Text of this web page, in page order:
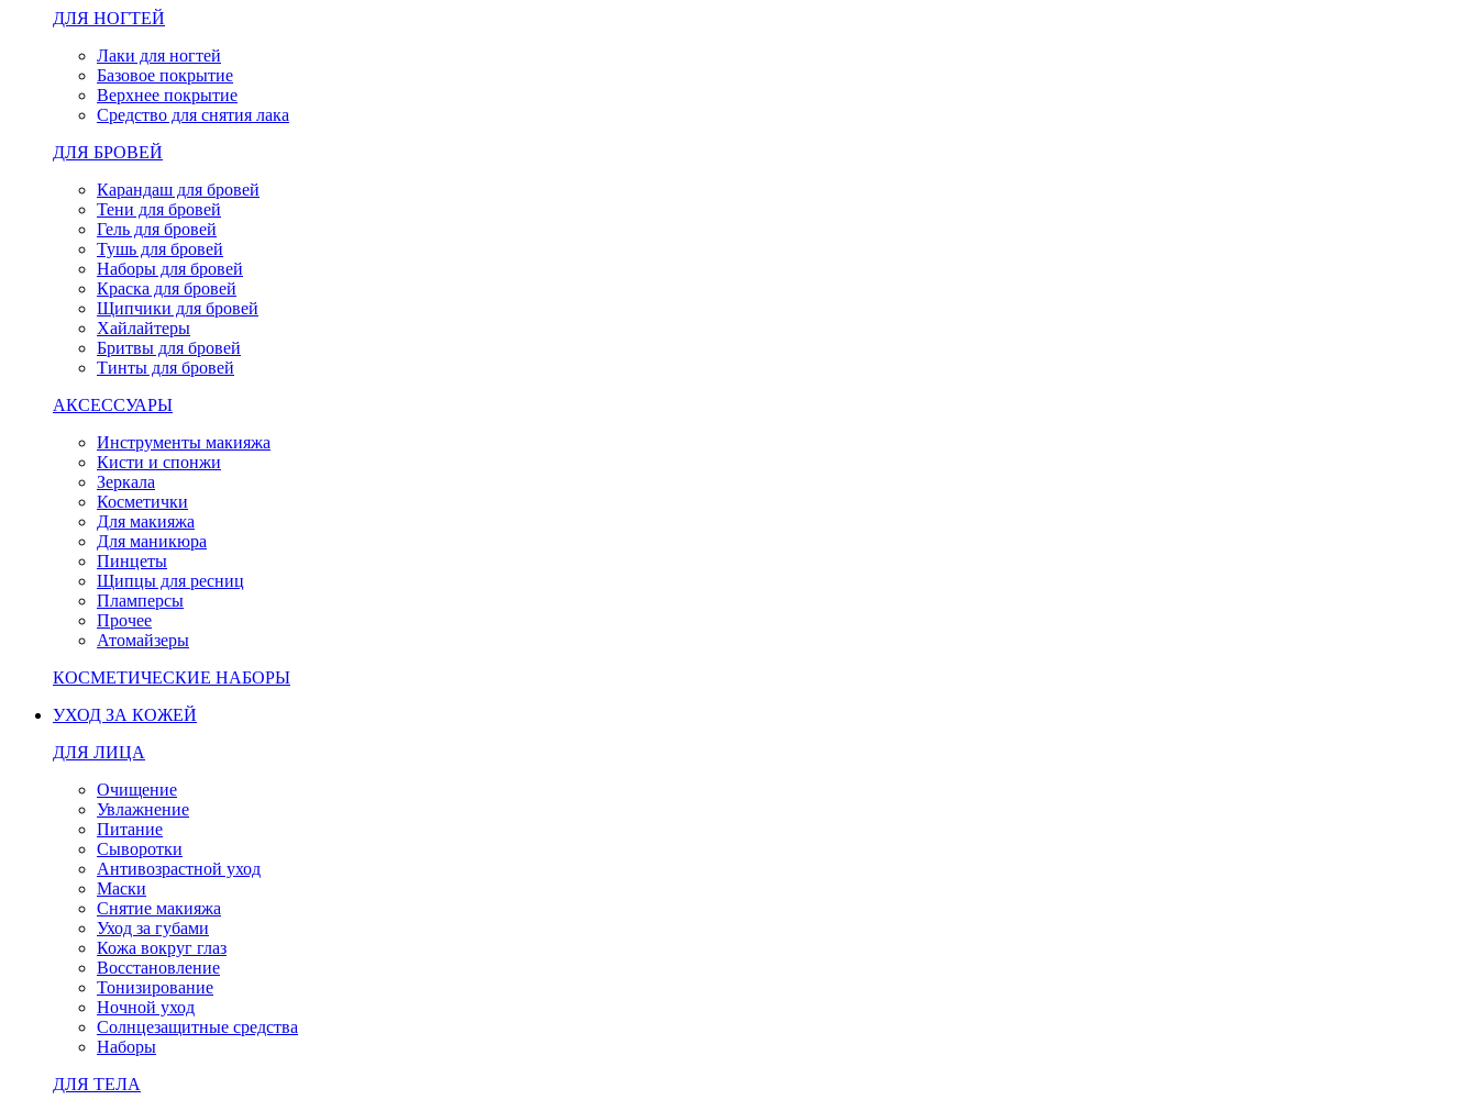
ДЛЯ НОГТЕЙ
Лаки для ногтей
Базовое покрытие
Верхнее покрытие
Средство для снятия лака
ДЛЯ БРОВЕЙ
Карандаш для бровей
Тени для бровей
Гель для бровей
Тушь для бровей
Наборы для бровей
Краска для бровей
Щипчики для бровей
Хайлайтеры
Бритвы для бровей
Тинты для бровей
АКСЕССУАРЫ
Инструменты макияжа
Кисти и спонжи
Зеркала
Косметички
Для макияжа
Для маникюра
Пинцеты
Щипцы для ресниц
Пламперсы
Прочее
Атомайзеры
КОСМЕТИЧЕСКИЕ НАБОРЫ
УХОД ЗА КОЖЕЙ
ДЛЯ ЛИЦА
Очищение
Увлажнение
Питание
Сыворотки
Антивозрастной уход
Маски
Снятие макияжа
Уход за губами
Кожа вокруг глаз
Восстановление
Тонизирование
Ночной уход
Солнцезащитные средства
Наборы
ДЛЯ ТЕЛА